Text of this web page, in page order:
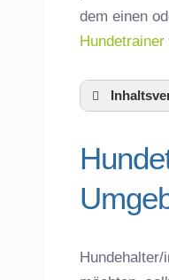
dem einen
Hundetrainer
Das